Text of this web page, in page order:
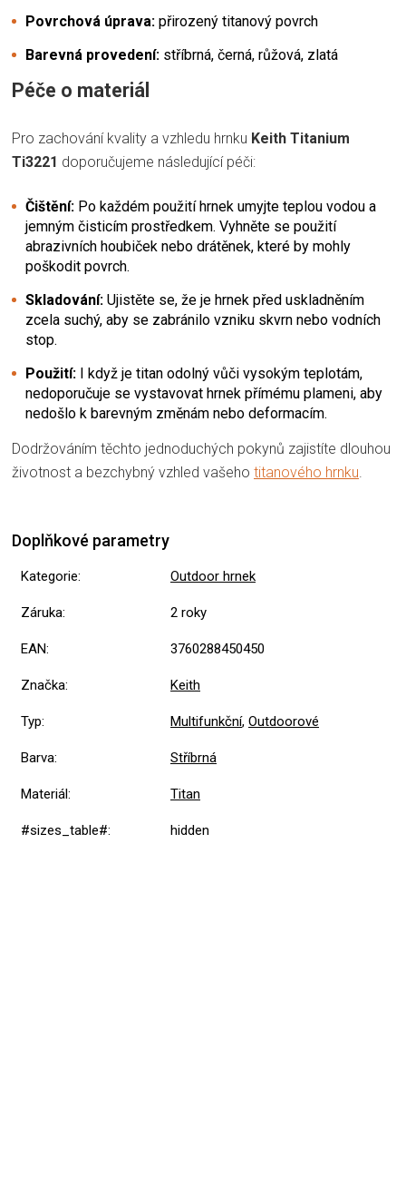
Povrchová úprava: přirozený titanový povrch
Barevná provedení: stříbrná, černá, růžová, zlatá
Péče o materiál
Pro zachování kvality a vzhledu hrnku Keith Titanium
Ti3221 doporučujeme následující péči:
Čištění: Po každém použití hrnek umyjte teplou vodou a
jemným čisticím prostředkem. Vyhněte se použití
abrazivních houbiček nebo drátěnek, které by mohly
poškodit povrch.
Skladování: Ujistěte se, že je hrnek před uskladněním
zcela suchý, aby se zabránilo vzniku skvrn nebo vodních
stop.
Použití: I když je titan odolný vůči vysokým teplotám,
nedoporučuje se vystavovat hrnek přímému plameni, aby
nedošlo k barevným změnám nebo deformacím.
Dodržováním těchto jednoduchých pokynů zajistíte dlouhou
životnost a bezchybný vzhled vašeho titanového hrnku.
Doplňkové parametry
Kategorie: Outdoor hrnek
Záruka: 2 roky
EAN: 3760288450450
Značka: Keith
Typ: Multifunkční, Outdoorové
Barva: Stříbrná
Materiál: Titan
#sizes_table#: hidden